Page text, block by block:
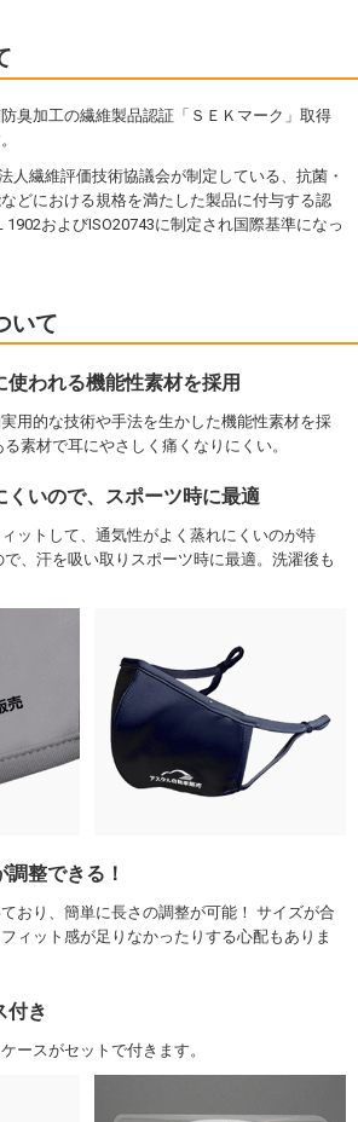
臭加工の繊維製品認証「ＳＥＫマーク」取得
人繊維評価技術協議会が制定している、抗菌・
どにおける規格を満たした製品に付与する認
およびISO20743に制定され国際基準になっ
いて
使われる機能性素材を採用
用的な技術や手法を生かした機能性素材を採
素材で耳にやさしく痛くなりにくい。
くいので、スポーツ時に最適
ットして、通気性がよく蒸れにくいのが特
、汗を吸い取りスポーツ時に最適。洗濯後も
整できる！
おり、簡単に長さの調整が可能！ サイズが合
ィット感が足りなかったりする心配もありま
付き
ースがセットで付きます。